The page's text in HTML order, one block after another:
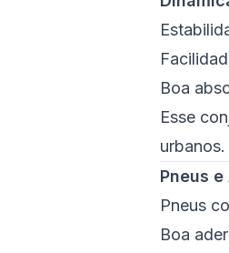
Boa
Esse
urbanos.
Pneus
Pneus
Boa